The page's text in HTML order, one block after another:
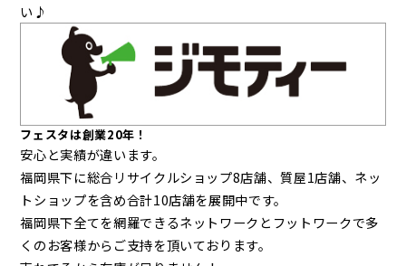
い♪
フェスタは創業20年！
安心と実績が違います。
福岡県下に総合リサイクルショップ8店舗、質屋1店舗、ネッ
トショップを含め合計10店舗を展開中です。
福岡県下全てを網羅できるネットワークとフットワークで多
くのお客様からご支持を頂いております。